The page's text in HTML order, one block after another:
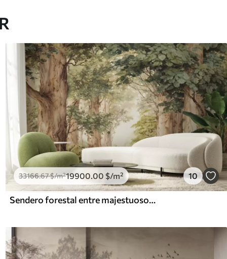
33166.67$/m²19900 .00 $/m² 10
Sendero forestal entre majestuosos árboles en estilo acuarela